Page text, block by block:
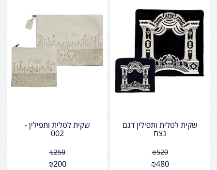
שקית לטלית ותפילין דגם
נצח
₪520
₪480
שקית לטלית ותפילין -
002
₪250
₪200